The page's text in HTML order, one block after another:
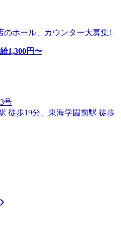
のホール、カウンター大募集!
1,300円〜
号
徒歩19分、東海学園前駅 徒歩